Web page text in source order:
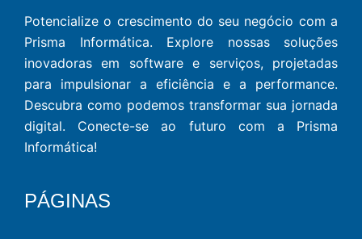
Potencialize o crescimento do seu negócio com a
Prisma Informática. Explore nossas soluções
inovadoras em software e serviços, projetadas
para impulsionar a eficiência e a performance.
Descubra como podemos transformar sua jornada
digital. Conecte-se ao futuro com a Prisma
Informática!
PÁGINAS